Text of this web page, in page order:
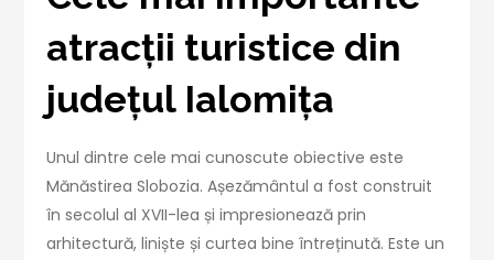
atracții turistice din
județul Ialomița
Unul dintre cele mai cunoscute obiective este
Mănăstirea Slobozia. Așezământul a fost construit
în secolul al XVII-lea și impresionează prin
arhitectură, liniște și curtea bine întreținută. Este un